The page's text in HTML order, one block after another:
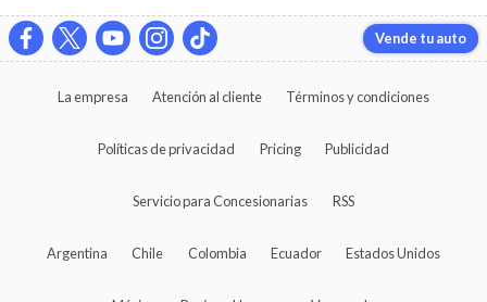
Vende tu auto
La empresa Atención al cliente Términos y condiciones
Políticas de privacidad Pricing Publicidad
Servicio para Concesionarias RSS
Argentina Chile Colombia Ecuador Estados Unidos